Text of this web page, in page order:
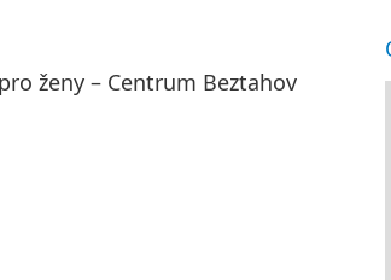
ženy – Centrum Beztahov